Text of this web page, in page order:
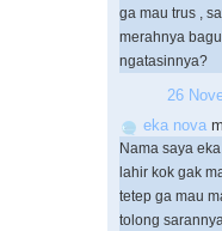
ga mau trus ,
merahnya
ngatasinnya?
26
eka nova
Nama saya
lahir kok gak
tetep ga mau
tolong